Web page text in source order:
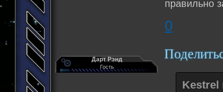
правильно
0
Дарт Рэнд
Гость
Kestrel